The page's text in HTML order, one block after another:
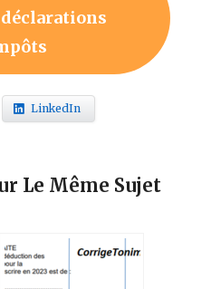
LinkedIn
Le Même Sujet